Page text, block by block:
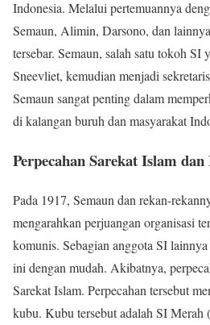
Indonesia. Melalui pertemuannya
Semaun, Alimin, Darsono, dan
tersebar. Semaun, salah satu tokoh SI
Sneevliet, kemudian menjadi
Semaun sangat penting dalam
di kalangan buruh dan masyarakat
Perpecahan Sarekat Islam
Pada 1917, Semaun dan rekan-
mengarahkan perjuangan organisasi
komunis. Sebagian anggota SI
ini dengan mudah. Akibatnya,
Sarekat Islam. Perpecahan tersebut
kubu. Kubu tersebut adalah SI Merah